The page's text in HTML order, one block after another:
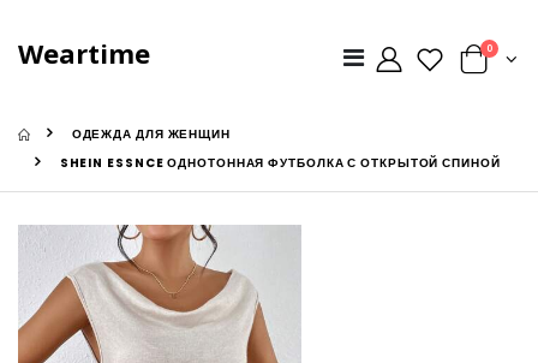
Weartime 0
ОДЕЖДА ДЛЯ ЖЕНЩИН
SHEIN ESSNCE ОДНОТОННАЯ ФУТБОЛКА С ОТКРЫТОЙ СПИНОЙ